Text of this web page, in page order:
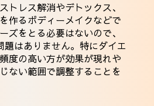
トレス解消やデトックス、
作るボディーメイクなどで
ズをとる必要はないので、
題はありません。特にダイエ
度の高い方が効果が現れや
ない範囲で調整することを